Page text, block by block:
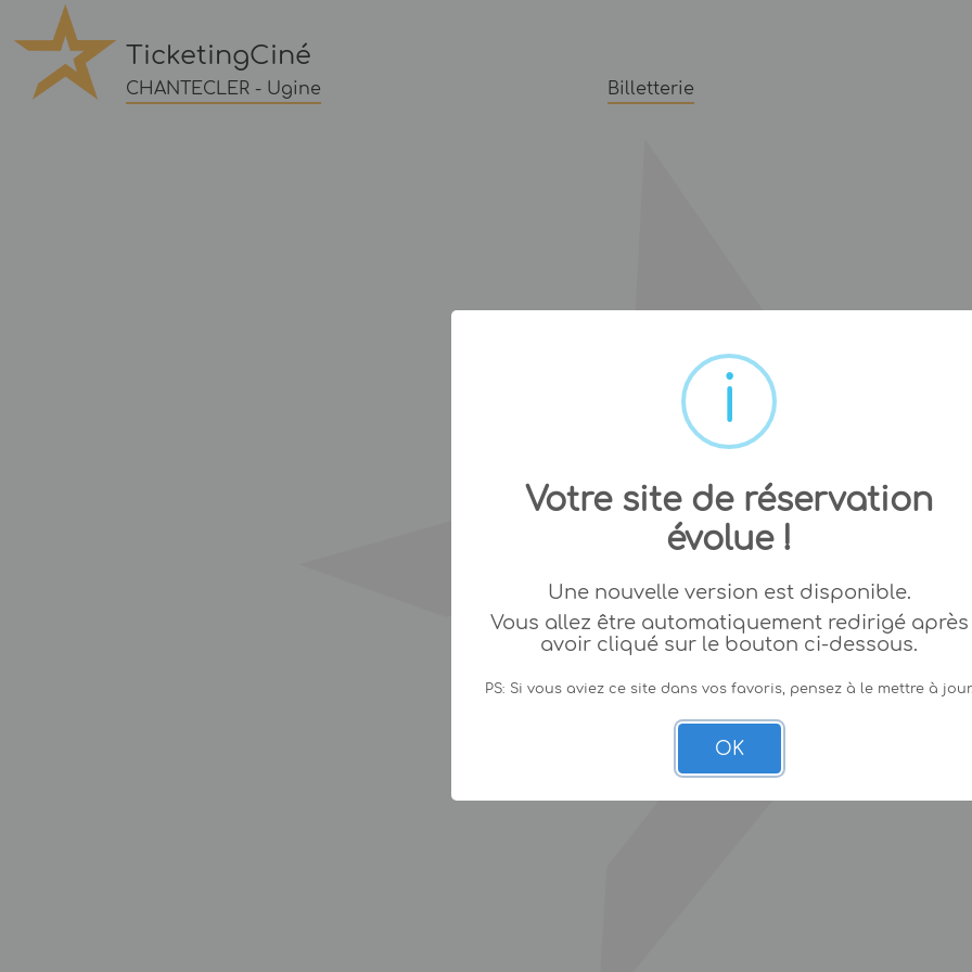
TicketingCiné
CHANTECLER - Ugine Billetterie
Votre site de réservation
évolue !
Une nouvelle version est disponible.
Vous allez être automatiquement redirigé après
avoir cliqué sur le bouton ci-dessous.
PS: Si vous aviez ce site dans vos favoris, pensez à le mettre à
OK